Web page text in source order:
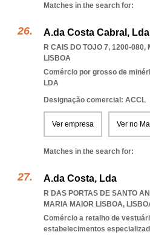
Matches in the search for:
A.da Costa Cabral, Lda
R CAIS DO TOJO 7, 1200-080,
LISBOA
Comércio por grosso de
LDA
Designação comercial: ACCL
Ver empresa Ver no
Matches in the search for:
A.da Costa, Lda
R DAS PORTAS DE SANTO
MARIA MAIOR LISBOA,
Comércio a retalho de
estabelecimentos